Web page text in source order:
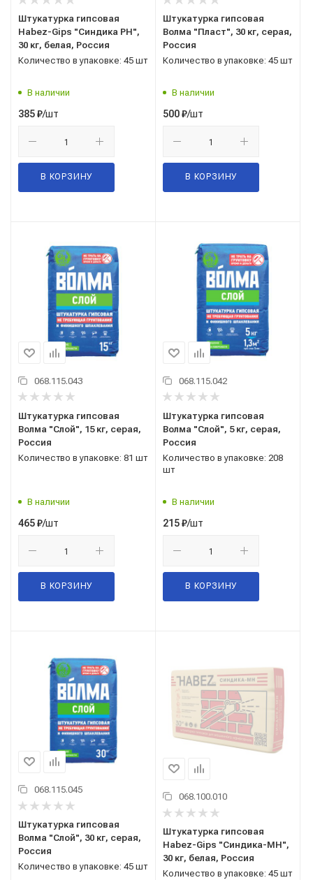
Штукатурка гипсовая
Habez-Gips "Синдика РН",
30 кг, белая, Россия
Количество в упаковке: 45 шт
В наличии
385₽/шт
В КОРЗИНУ
Штукатурка гипсовая
Волма "Пласт", 30 кг, серая,
Россия
Количество в упаковке: 45 шт
В наличии
500₽/шт
В КОРЗИНУ
068.115.043
Штукатурка гипсовая
Волма "Слой", 15 кг, серая,
Россия
Количество в упаковке: 81 шт
В наличии
465₽/шт
В КОРЗИНУ
068.115.042
Штукатурка гипсовая
Волма "Слой", 5 кг, серая,
Россия
Количество в упаковке: 208
шт
В наличии
215₽/шт
В КОРЗИНУ
068.115.045
Штукатурка гипсовая
Волма "Слой", 30 кг, серая,
Россия
Количество в упаковке: 45 шт
068.100.010
Штукатурка гипсовая
Habez-Gips "Синдика-МН",
30 кг, белая, Россия
Количество в упаковке: 45 шт